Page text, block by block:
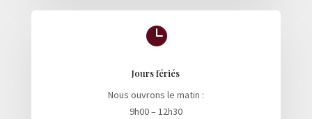

Jours fériés
Nous ouvrons le matin :
9h00 – 12h30